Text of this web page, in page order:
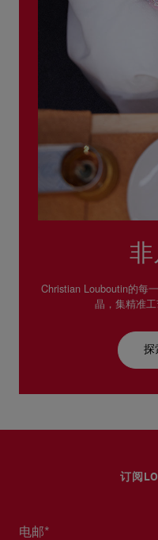
非
Christian Louboutin的每
晶，集精准工
探
订阅
电邮*